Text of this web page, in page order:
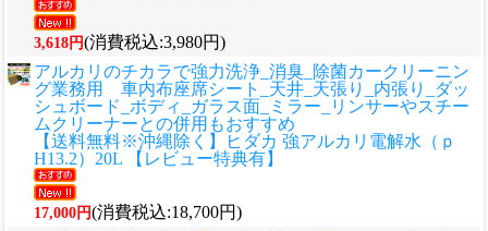
3,618円(消費税込:3,980円)
アルカリのチカラで強力洗浄_消臭_除菌カークリーニン
グ業務用 車内布座席シート_天井_天張り_内張り_ダッ
シュボード_ボディ_ガラス面_ミラー_リンサーやスチー
ムクリーナーとの併用もおすすめ
【送料無料※沖縄除く】ヒダカ 強アルカリ電解水（ｐ
H13.2）20L 【レビュー特典有】
17,000円(消費税込:18,700円)